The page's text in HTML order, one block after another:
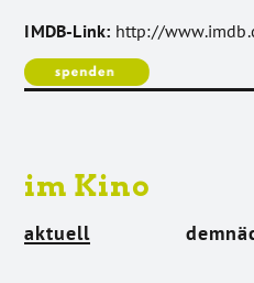
IMDB-Link: http://
im Kino
aktuell